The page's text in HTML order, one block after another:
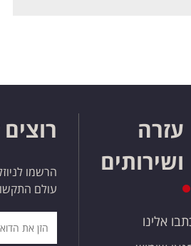
עזרה
ושירותים
אלינו
הרשמו
עולם